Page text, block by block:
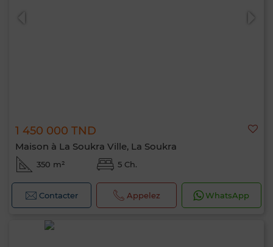
1 450 000 TND
Maison à La Soukra Ville, La Soukra
350 m² 5 Ch.
Contacter Appelez WhatsApp